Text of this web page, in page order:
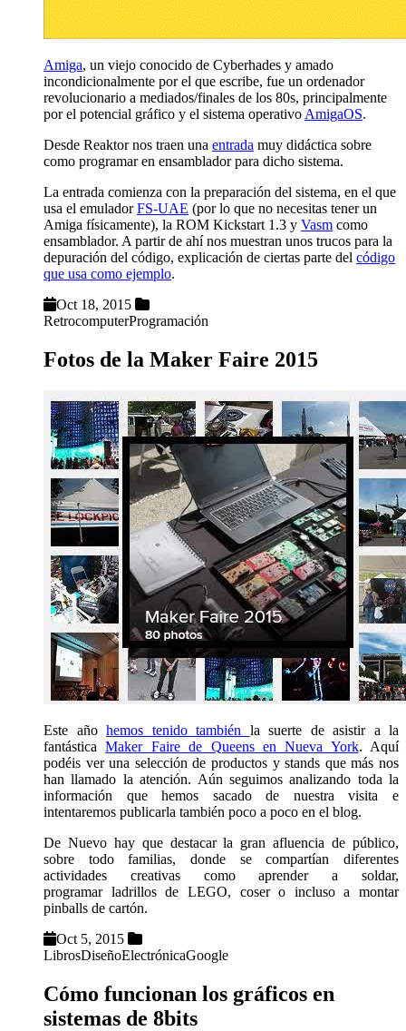
Amiga, un viejo conocido de Cyberhades y amado
incondicionalmente por el que escribe, fue un ordenador
revolucionario a mediados/finales de los 80s, principalmente
por el potencial gráfico y el sistema operativo AmigaOS.
Desde Reaktor nos traen una entrada muy didáctica sobre
como programar en ensamblador para dicho sistema.
La entrada comienza con la preparación del sistema, en el que
usa el emuladorFS-UAE (por lo que no necesitas tener un
Amiga físicamente), la ROM Kickstart 1.3 y Vasm como
ensamblador. A partir de ahí nos muestran unos trucos para la
depuración del código, explicación de ciertas parte del código
que usa como ejemplo.
Oct 18, 2015
RetrocomputerProgramación
Fotos de la Maker Faire 2015
Este año hemos tenido también la suerte de asistir a la
fantásticaMaker Faire de Queens en Nueva York. Aquí
podéis ver una selección de productos y stands que más nos
han llamado la atención. Aún seguimos analizando toda la
información que hemos sacado de nuestra visita e
intentaremos publicarla también poco a poco en el blog.
De Nuevo hay que destacar la gran afluencia de público,
sobre todo familias, donde se compartían diferentes
actividades creativas como aprender a soldar,
programar ladrillos de LEGO, coser o incluso a montar
pinballs de cartón.
Oct 5, 2015
LibrosDiseñoElectrónicaGoogle
Cómo funcionan los gráficos en
sistemas de 8bits